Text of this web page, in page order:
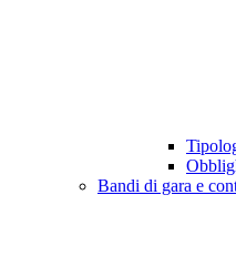
Bandi di gara e